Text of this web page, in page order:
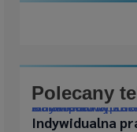
Polecany
Indywidualna praktyka zawodowa farmaceutów? Zdecydowanie tak, ale pod warunkiem wprowadzenia kompleksowych zmian prawnych
Indywidualna